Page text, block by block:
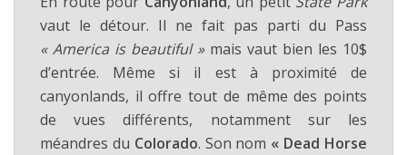
vaut le détour. Il ne fait pas parti du Pass
« America is beautiful »mais vaut bien les 10$
d’entrée. Même si il est à proximité de
canyonlands, il offre tout de même des points
de vues différents, notamment sur les
méandres du Colorado. Son nom « Dead Horse